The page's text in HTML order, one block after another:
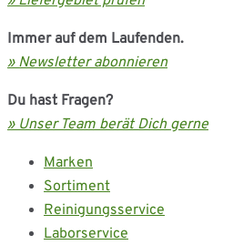
Immer auf dem Laufenden.
» Newsletter abonnieren
Du hast Fragen?
» Unser Team berät Dich gerne
Marken
Sortiment
Reinigungsservice
Laborservice